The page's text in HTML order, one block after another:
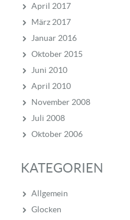
April 2017
März 2017
Januar 2016
Oktober 2015
Juni 2010
April 2010
November 2008
Juli 2008
Oktober 2006
KATEGORIEN
Allgemein
Glocken